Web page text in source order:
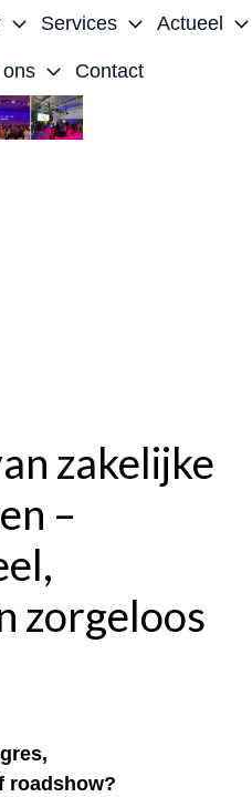
Services Actueel
Contact
zakelijke
–
zorgeloos
roadshow?